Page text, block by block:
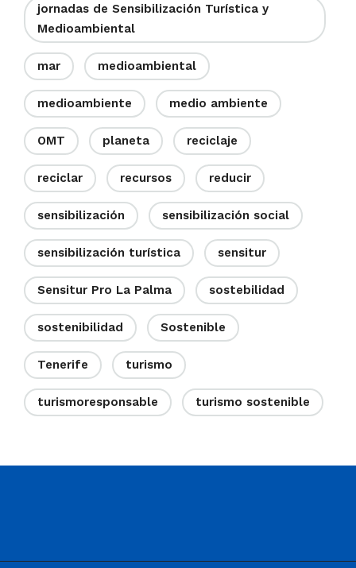
jornadas de Sensibilización Turística y
Medioambiental
mar medioambiental
medioambiente medio ambiente
OMT planeta reciclaje
reciclar recursos reducir
sensibilización sensibilización social
sensibilización turística sensitur
Sensitur Pro La Palma sostebilidad
sostenibilidad Sostenible
Tenerife turismo
turismoresponsable turismo sostenible